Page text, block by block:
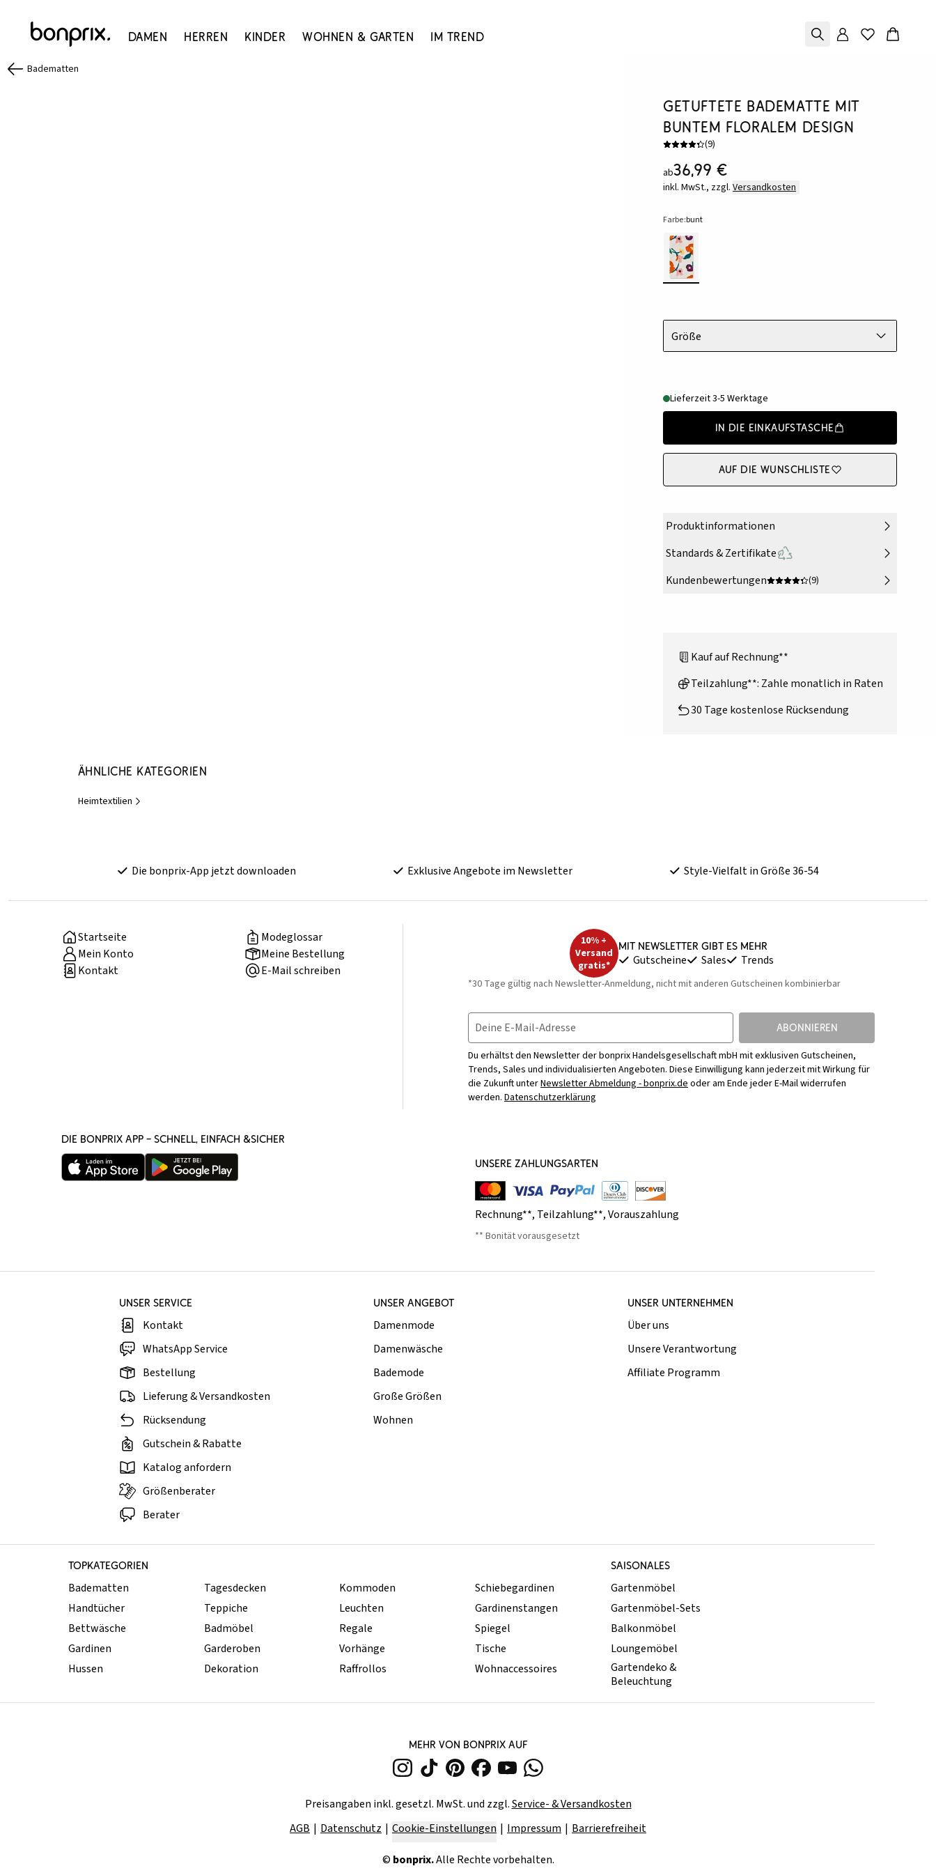
Damen Herren Kinder Wohnen & Garten Im Trend
Badematten
Getuftete Badematte mit
buntem floralem Design
(9)
ab36,99 €
inkl. MwSt., zzgl. Versandkosten
Farbe:bunt
Größe
Lieferzeit 3-5 Werktage
In die Einkaufstasche
Auf die Wunschliste
Produktinformationen
Standards & Zertifikate
Kundenbewertungen
(9)
Kauf auf Rechnung**
Teilzahlung**: Zahle monatlich in Raten
30 Tage kostenlose Rücksendung
Ähnliche Kategorien
Heimtextilien
Die bonprix-App jetzt downloaden Exklusive Angebote im Newsletter Style-Vielfalt in Größe 36-54
Startseite
Modeglossar
Mein Konto
Meine Bestellung
Kontakt
E-Mail schreiben
10% +
Versand
gratis*
Mit Newsletter gibt es mehr
Gutscheine Sales Trends
*30 Tage gültig nach Newsletter-Anmeldung, nicht mit anderen Gutscheinen kombinierbar
Deine E-Mail-Adresse ABONNIEREN
Du erhältst den Newsletter der bonprix Handelsgesellschaft mbH mit exklusiven Gutscheinen,
Trends, Sales und individualisierten Angeboten. Diese Einwilligung kann jederzeit mit Wirkung für
die Zukunft unterNewsletter Abmeldung - bonprix.deoder am Ende jeder E-Mail widerrufen
werden. Datenschutzerklärung
DIE BONPRIX APP – SCHNELL, EINFACH &SICHER
UNSERE ZAHLUNGSARTEN
Rechnung**, Teilzahlung**,Vorauszahlung
** Bonität vorausgesetzt
UNSER SERVICE
Kontakt
WhatsApp Service
Bestellung
Lieferung & Versandkosten
Rücksendung
Gutschein & Rabatte
Katalog anfordern
Größenberater
Berater
UNSER ANGEBOT
Damenmode
Damenwäsche
Bademode
Große Größen
Wohnen
UNSER UNTERNEHMEN
Über uns
Unsere Verantwortung
Affiliate Programm
TOPKATEGORIEN SAISONALES
Badematten
Handtücher
Bettwäsche
Gardinen
Hussen
Tagesdecken
Teppiche
Badmöbel
Garderoben
Dekoration
Kommoden
Leuchten
Regale
Vorhänge
Raffrollos
Schiebegardinen
Gardinenstangen
Spiegel
Tische
Wohnaccessoires
Gartenmöbel
Gartenmöbel-Sets
Balkonmöbel
Loungemöbel
Gartendeko &
Beleuchtung
MEHR VON BONPRIX AUF
Preisangaben inkl. gesetzl. MwSt. und zzgl.Service- & Versandkosten
AGB
Datenschutz Cookie-Einstellungen Impressum Barrierefreiheit
© bonprix.Alle Rechte vorbehalten.